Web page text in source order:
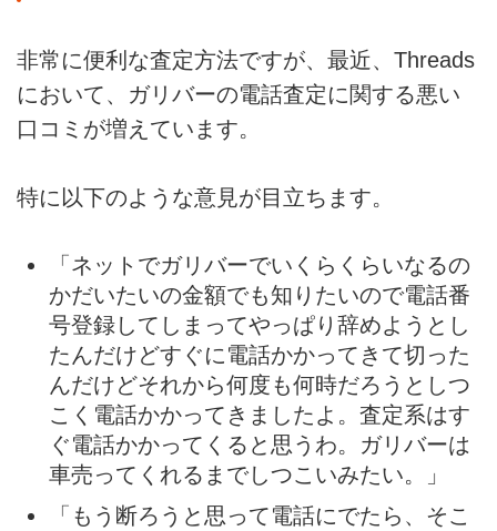
非常に便利な査定方法ですが、最近、Threads
において、ガリバーの電話査定に関する悪い
口コミが増えています。
特に以下のような意見が目立ちます。
「ネットでガリバーでいくらくらいなるの
かだいたいの金額でも知りたいので電話番
号登録してしまってやっぱり辞めようとし
たんだけどすぐに電話かかってきて切った
んだけどそれから何度も何時だろうとしつ
こく電話かかってきましたよ。査定系はす
ぐ電話かかってくると思うわ。ガリバーは
車売ってくれるまでしつこいみたい。」
「もう断ろうと思って電話にでたら、そこ